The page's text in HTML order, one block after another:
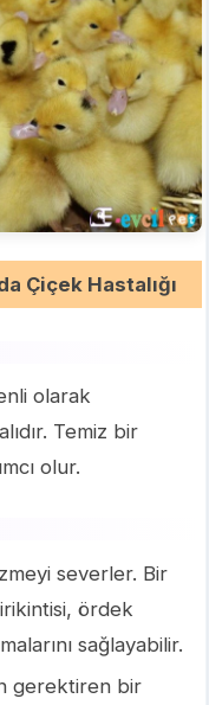
Çiçek Hastalığı
olarak
Temiz bir
olur.
severler. Bir
ördek
sağlayabilir.
gerektiren bir